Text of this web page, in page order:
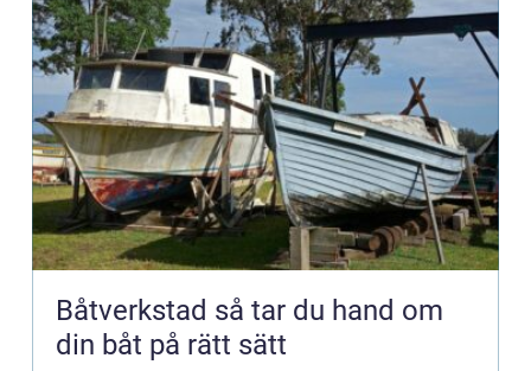
Båtverkstad så tar du hand om
din båt på rätt sätt